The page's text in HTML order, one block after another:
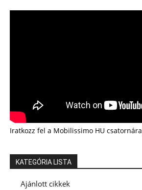
Iratkozz fel a Mobilissimo HU csatornára
KATEGÓRIA LISTA
Ajánlott cikkek